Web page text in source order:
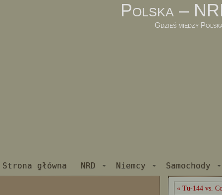
Polska –
Gdzieś między
Strona główna NRD Niemcy Samochody
« Tu-144 vs.